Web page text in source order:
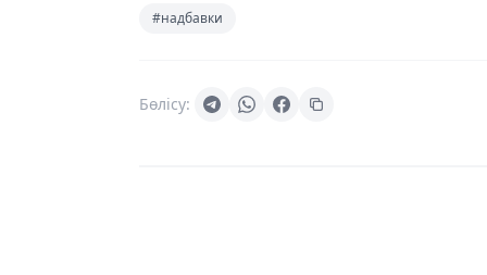
#надбавки
Бөлісу: